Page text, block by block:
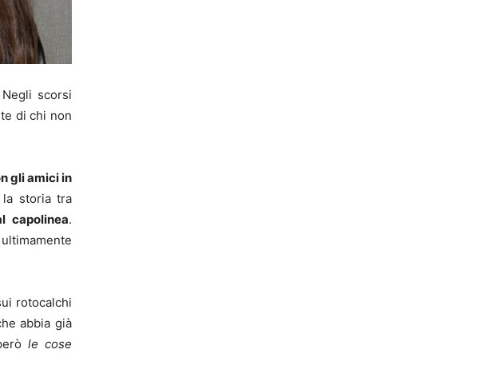
scorsi
di chi non
gli amici in
la storia tra
capolinea.
rotocalchi
abbia già
le cose